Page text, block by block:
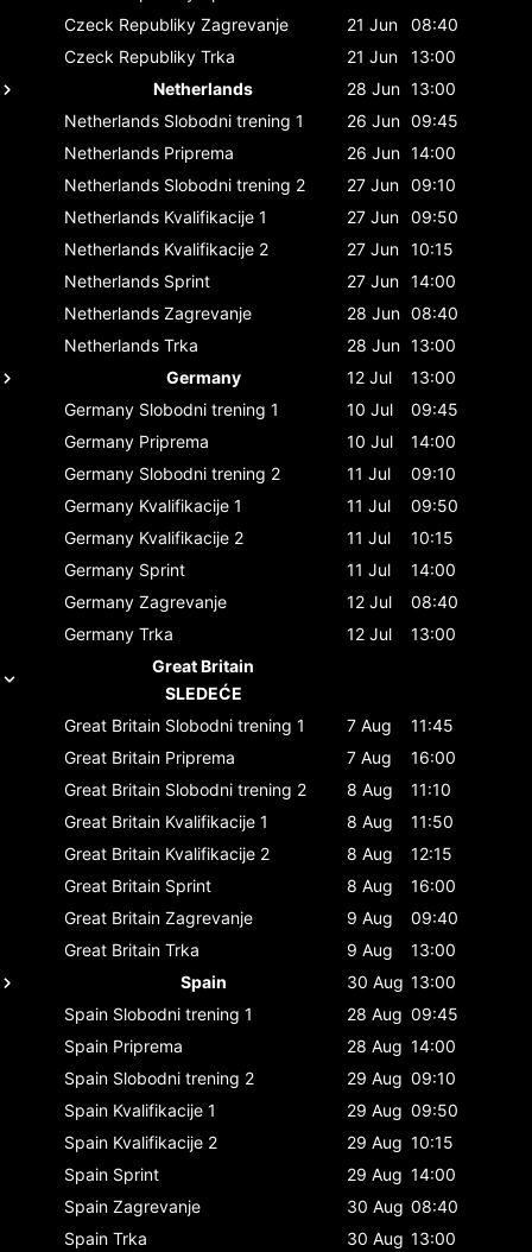
Czeck Republiky Zagrevanje 21 Jun
08:40
Czeck Republiky Trka 21 Jun
13:00
Netherlands
28 Jun 13:00
Netherlands Slobodni trening 1 26 Jun 09:45
Netherlands Priprema 26 Jun 14:00
Netherlands Slobodni trening 2 27 Jun 09:10
Netherlands Kvalifikacije 1 27 Jun 09:50
Netherlands Kvalifikacije 2 27 Jun 10:15
Netherlands Sprint 27 Jun 14:00
Netherlands Zagrevanje 28 Jun 08:40
Netherlands Trka 28 Jun 13:00
Germany
12 Jul
13:00
Germany Slobodni trening 1 10 Jul
09:45
Germany Priprema 10 Jul
14:00
Germany Slobodni trening 2 11 Jul
09:10
Germany Kvalifikacije 1 11 Jul
09:50
Germany Kvalifikacije 2 11 Jul
10:15
Germany Sprint 11 Jul
14:00
Germany Zagrevanje 12 Jul
08:40
Germany Trka 12 Jul
13:00
Great Britain
SLEDEĆE
Great Britain Slobodni trening 1 7 Aug
11:45
Great Britain Priprema 7 Aug
16:00
Great Britain Slobodni trening 2 8 Aug
11:10
Great Britain Kvalifikacije 1 8 Aug
11:50
Great Britain Kvalifikacije 2 8 Aug
12:15
Great Britain Sprint 8 Aug
16:00
Great Britain Zagrevanje 9 Aug
09:40
Great Britain Trka 9 Aug
13:00
Spain
30 Aug 13:00
Spain Slobodni trening 1 28 Aug 09:45
Spain Priprema 28 Aug 14:00
Spain Slobodni trening 2 29 Aug 09:10
Spain Kvalifikacije 1 29 Aug 09:50
Spain Kvalifikacije 2 29 Aug 10:15
Spain Sprint 29 Aug 14:00
Spain Zagrevanje 30 Aug 08:40
Spain Trka 30 Aug 13:00